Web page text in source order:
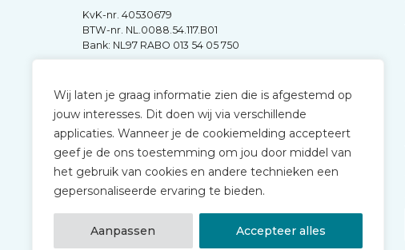
Wij laten je graag informatie zien die is afgestemd op
jouw interesses. Dit doen wij via verschillende
applicaties. Wanneer je de cookiemelding accepteert
geef je de ons toestemming om jou door middel van
het gebruik van cookies en andere technieken een
gepersonaliseerde ervaring te bieden.
Aanpassen Accepteer alles
KvK-nr. 40530679
BTW-nr. NL.0088.54.117.B01
Bank: NL97 RABO 013 54 05 750